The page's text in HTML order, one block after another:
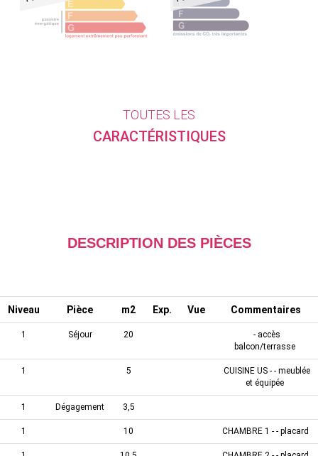
TOUTES LES
CARACTÉRISTIQUES
DESCRIPTION DES PIÈCES
Niveau Pièce m2 Exp. Vue Commentaires
1 Séjour 20
- accès
balcon/terrasse
1 5
CUISINE US - - meublée
et équipée
1 Dégagement 3,5
1 10 CHAMBRE 1 - - placard